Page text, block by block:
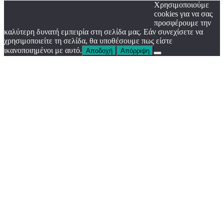
Χρησιμοποιούμε
cookies για να σας
προσφέρουμε την
καλύτερη δυνατή εμπειρία στη σελίδα μας. Εάν συνεχίσετε να
χρησιμοποιείτε τη σελίδα, θα υποθέσουμε πως είστε
ικανοποιημένοι με αυτό. Αποδοχή Απόρριψη